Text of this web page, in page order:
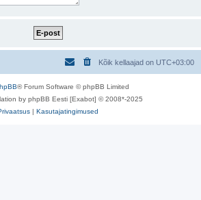
Kõik kellaajad on UTC+03:00
® Forum Software © phpBB Limited
by phpBB Eesti [Exabot] © 2008*-2025
| Kasutajatingimused